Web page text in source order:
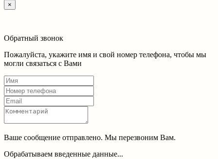
×
Обратный звонок
Пожалуйста, укажите имя и свой номер телефона, чтобы мы
могли связаться с Вами
Ваше сообщение отправлено. Мы перезвоним Вам.
Обрабатываем введенные данные...